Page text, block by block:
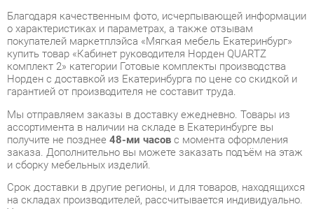
комплект 2» категории Готовые комплекты производства
Норден с доставкой из Екатеринбурга по цене со скидкой и
гарантией от производителя не составит труда.
Мы отправляем заказы в доставку ежедневно. Товары из
ассортимента в наличии на складе в Екатеринбурге вы
получите не позднее48-ми часовс момента оформления
заказа. Дополнительно вы можете заказать подъём на этаж
и сборку мебельных изделий.
Срок доставки в другие регионы, и для товаров, находящихся
на складах производителей, рассчитывается индивидуально.
Уточнить наличие, срок и стоимость доставки вы можете
через формуобратной связи.
В любой момент до передачи заказа в доставку, а также в
течение 7-ми дней после получения заказа вы можете